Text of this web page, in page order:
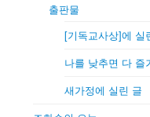
출판물
[기독교사상]에 실
나를 낮추면 다 즐
새가정에 실린 글